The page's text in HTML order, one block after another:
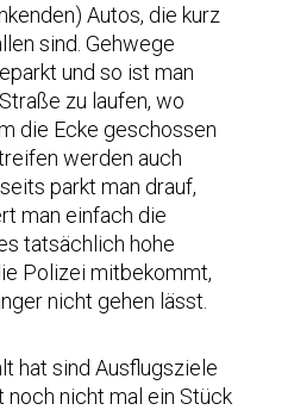
Autos, die kurz
sind. Gehwege
und so ist man
zu laufen, wo
die Ecke geschossen
werden auch
parkt man drauf,
man einfach die
tatsächlich hohe
Polizei mitbekommt,
nicht gehen lässt.
hat sind Ausflugsziele
noch nicht mal ein Stück